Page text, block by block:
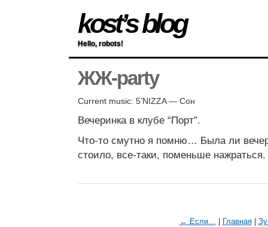
kost’s blog
Hello, robots!
ЖЖ-party
Current music: 5’NIZZA — Сон
Вечеринка в клубе “Порт”.
Что-то смутно я помню… Была ли
стоило, все-таки, поменьше нажраться.
← Если… Главная|